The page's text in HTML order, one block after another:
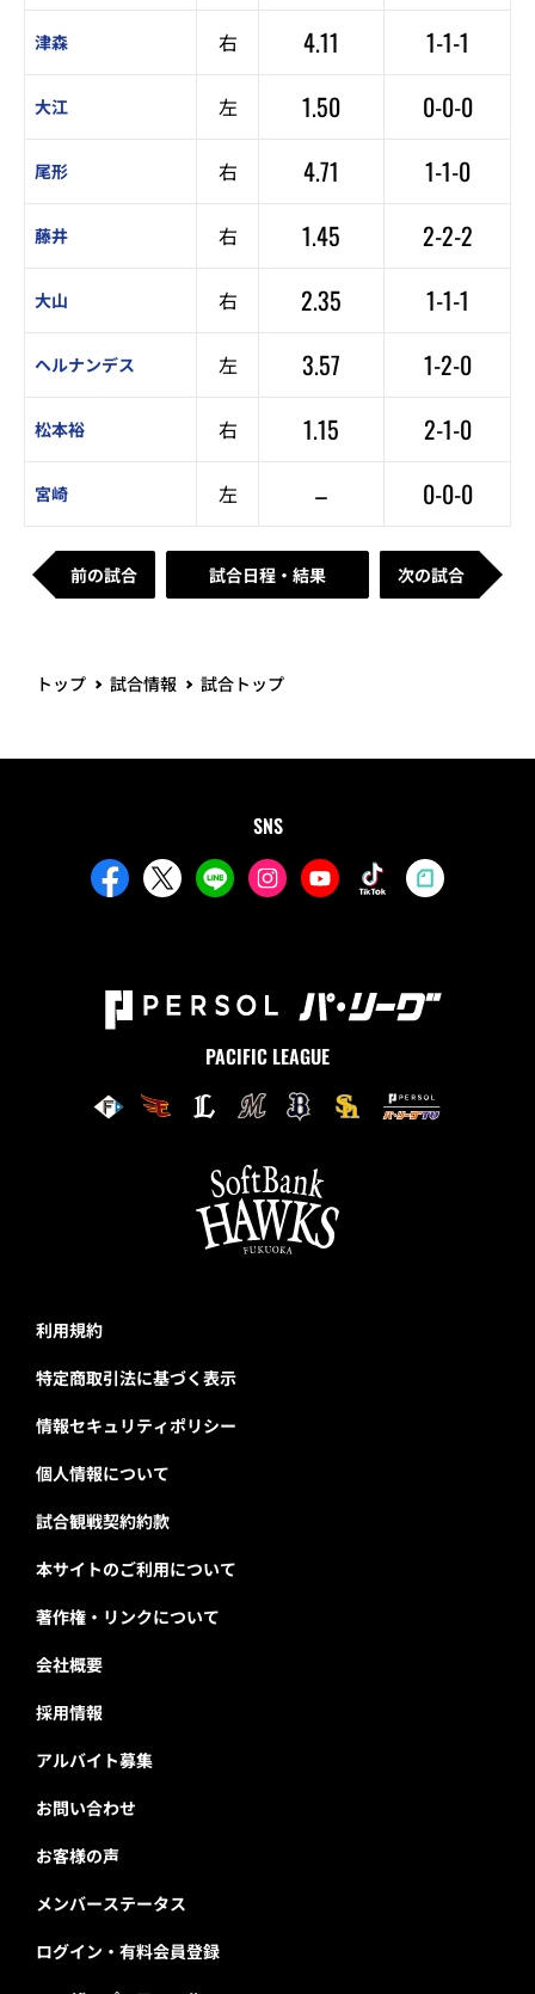
津森 右 4.11 1-1-1
大江 左 1.50 0-0-0
尾形 右 4.71 1-1-0
藤井 右 1.45 2-2-2
大山 右 2.35 1-1-1
ヘルナンデス 左 3.57 1-2-0
松本裕 右 1.15 2-1-0
宮崎 左 – 0-0-0
前の試合 試合日程・結果 次の試合
トップ 試合情報 試合トップ
SNS
PACIFIC LEAGUE
利用規約
特定商取引法に基づく表示
情報セキュリティポリシー
個人情報について
試合観戦契約約款
本サイトのご利用について
著作権・リンクについて
会社概要
採用情報
アルバイト募集
お問い合わせ
お客様の声
メンバーステータス
ログイン・有料会員登録